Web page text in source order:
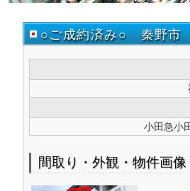
○ご成約済み○ 秦野
小田急小
間取り・外観・物件画像